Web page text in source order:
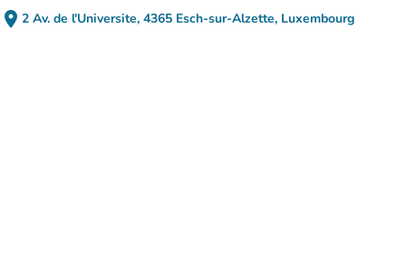
place 2 Av. de l'Universite, 4365 Esch-sur-Alzette, Luxembourg
(apri in Google Maps)
(nuova scheda)